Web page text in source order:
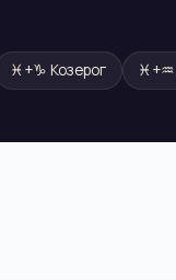
♓ +♑ Козерог ♓ +♒